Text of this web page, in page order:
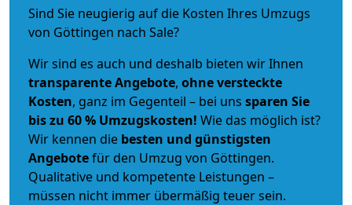
Sind Sie neugierig auf die Kosten Ihres Umzugs
von Göttingen nach Sale?
Wir sind es auch und deshalb bieten wir Ihnen
transparente Angebote, ohne versteckte
Kosten, ganz im Gegenteil – bei uns sparen Sie
bis zu 60 % Umzugskosten! Wie das möglich ist?
Wir kennen die besten und günstigsten
Angebotefür den Umzug von Göttingen.
Qualitative und kompetente Leistungen –
müssen nicht immer übermäßig teuer sein.